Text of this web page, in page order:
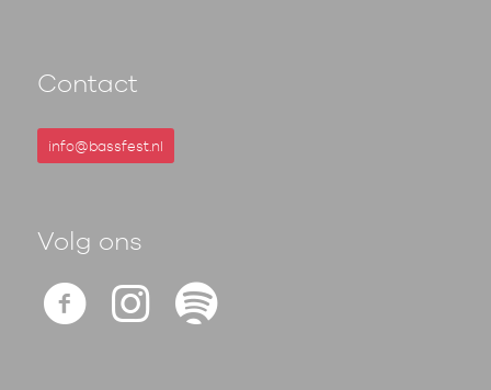
Contact
info@bassfest.nl
Volg ons